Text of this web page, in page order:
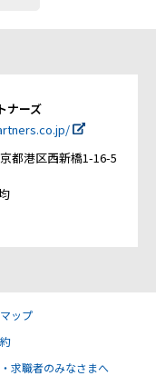
ナーズ
都港区西新橋1-16-5
ップ
求職者のみなさまへ